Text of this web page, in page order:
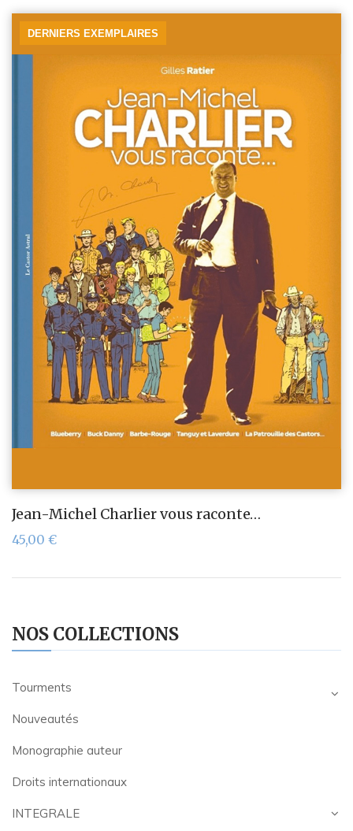
NOS COLLECTIONS
Tourments
Nouveautés
Monographie auteur
Droits internationaux
INTEGRALE
DERNIERS EXEMPLAIRES
Jean-Michel Charlier vous raconte…
45,00 €